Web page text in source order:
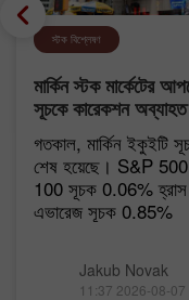
স্টক বিশ্লেষণ
মার্কিন স্টক
সূচকে কারেকশন
গতকাল, মার্কিন ইকুইটি
শেষ হয়েছে। S&P
100 সূচক 0.06% হ্রাস
এভারেজ সূচক 0.85%
Jakub Novak
11:37 2026-08-